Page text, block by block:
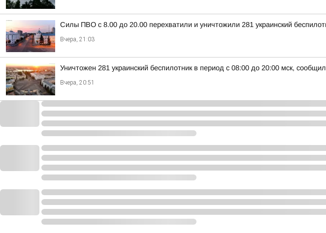
Силы ПВО с 8.00 до 20.00 перехватили и уничтожили 281 украинский
Вчера, 21:03
Уничтожен 281 украинский беспилотник в период с 08:00 до 20:00 мск,
Вчера, 20:51